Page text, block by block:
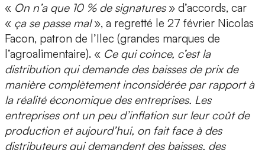
« On n’a que 10 % de signatures» d’accords, car
« ça se passe mal», a regretté le 27 février Nicolas
Facon, patron de l’Ilec (grandes marques de
l’agroalimentaire). « Ce qui coince, c’est la
distribution qui demande des baisses de prix de
manière complètement inconsidérée par rapport à
la réalité économique des entreprises. Les
entreprises ont un peu d’inflation sur leur coût de
production et aujourd’hui, on fait face à des
distributeurs qui demandent des baisses, des